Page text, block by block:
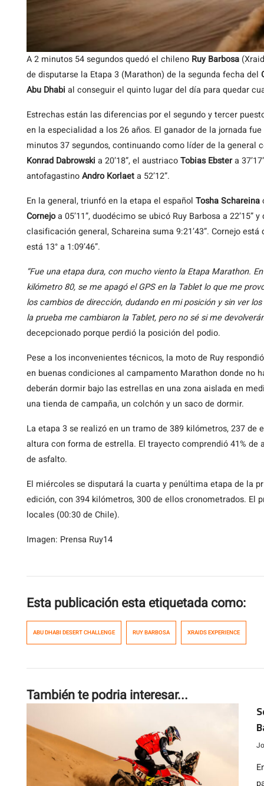
A 2 minutos 54 segundos quedó el chileno Ruy Barbosa
de disputarse la Etapa 3 (Marathon) de la segunda fecha del
Abu Dhabi al conseguir el quinto lugar del día para quedar
Estrechas están las diferencias por el segundo y tercer
en la especialidad a los 26 años. El ganador de la jornada
minutos 37 segundos, continuando como líder de la general
Konrad Dabrowski a 20’18”, el austriacoTobias Ebstera
antofagastinoAndro Korlaeta 52’12”.
En la general, triunfó en la etapa el español Tosha Schareina
Cornejoa 05’11”, duodécimo se ubicó Ruy Barbosa a 22’15”
clasificación general, Schareina suma 9:21’43”. Cornejo está
está 13° a 1:09’46”.
“Fue una etapa dura, con mucho viento la Etapa Marathon.
kilómetro 80, se me apagó el GPS en la Tablet lo que me
los cambios de dirección, dudando en mi posición y sin ver
la prueba me cambiaron la Tablet, pero no sé si me
decepcionado porque perdió la posición del podio.
Pese a los inconvenientes técnicos, la moto de Ruy
en buenas condiciones al campamento Marathon donde no
deberán dormir bajo las estrellas en una zona aislada en
una tienda de campaña, un colchón y un saco de dormir.
La etapa 3 se realizó en un tramo de 389 kilómetros, 237 de
altura con forma de estrella. El trayecto comprendió 41% de
de asfalto.
El miércoles se disputará la cuarta y penúltima etapa de la
edición, con 394 kilómetros, 300 de ellos cronometrados. El
locales (00:30 de Chile).
Imagen: Prensa Ruy14
Esta publicación esta etiquetada como:
ABU DHABI DESERT CHALLENGE RUY BARBOSA XRAIDS EXPERIENCE
También te podria interesar...